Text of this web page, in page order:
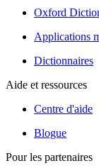
Oxford
Applications
Dictionnaires
Aide et ressources
Centre d'aide
Blogue
Pour les partenaires